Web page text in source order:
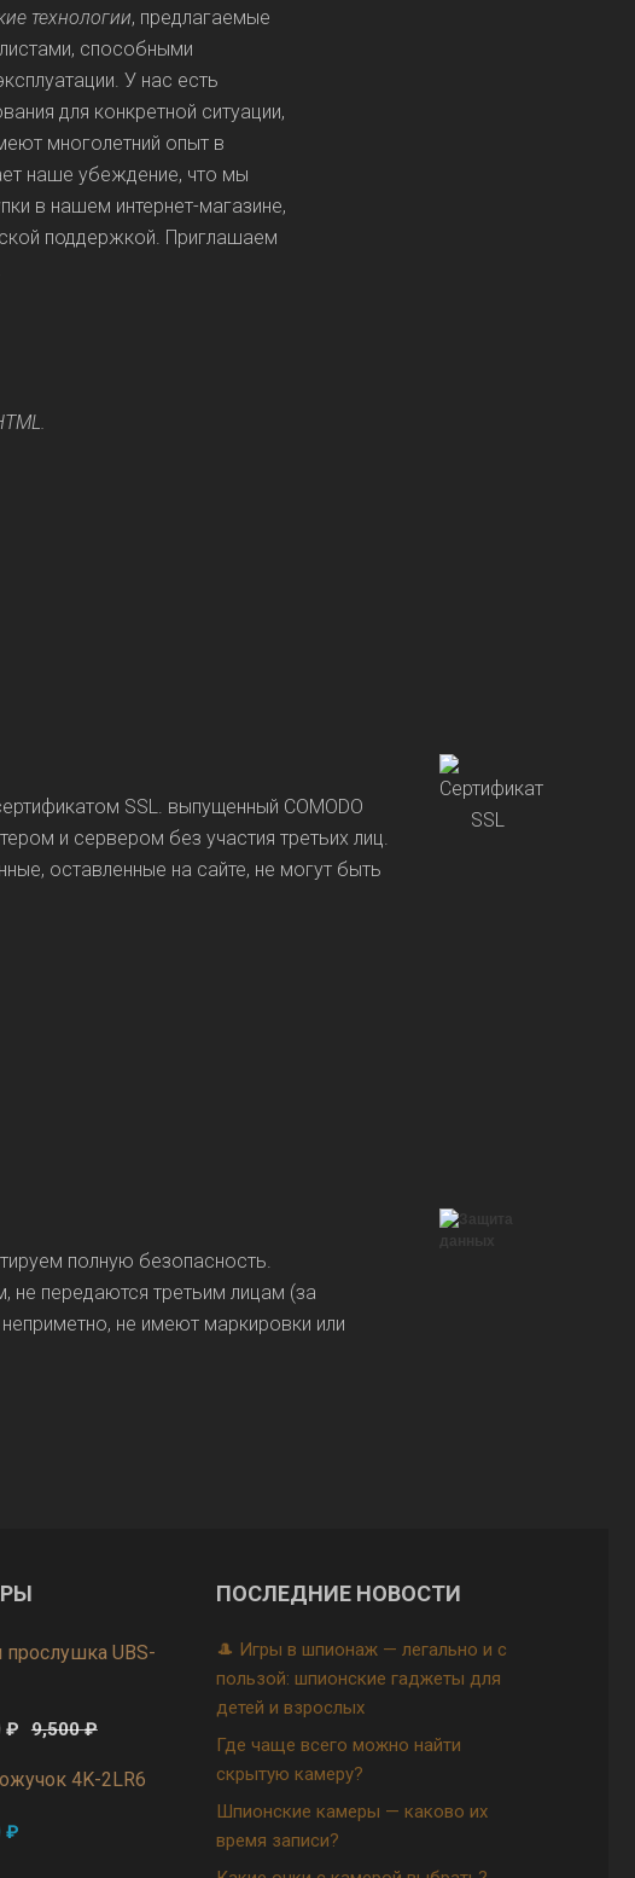
технологии, предлагаемые
способными
У нас есть
для конкретной ситуации,
многолетний опыт в
наше убеждение, что мы
в нашем интернет-магазине,
поддержкой. Приглашаем
SSL. выпущенный COMODO
и сервером без участия третьих лиц.
оставленные на сайте, не могут быть
полную безопасность.
передаются третьим лицам (за
не имеют маркировки или
UBS-
5.00 9,500₽
₽
4K-2LR6
5.00
₽
ПОСЛЕДНИЕ НОВОСТИ
🎩 Игры в шпионаж — легально и с
пользой: шпионские гаджеты для
детей и взрослых
Где чаще всего можно найти
скрытую камеру?
Шпионские камеры — каково их
время записи?